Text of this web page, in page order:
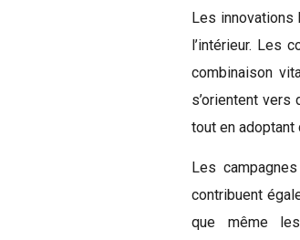
Les innovations
l’intérieur. Les
combinaison
s’orientent
tout en
Les
contribuent
que même